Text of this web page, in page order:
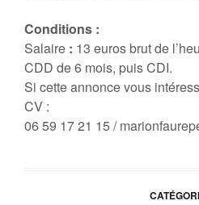
Conditions :
Salaire : 13 euros brut de
CDD de 6 mois, puis CDI.
Si cette annonce vous
CV :
06 59 17 21 15 /